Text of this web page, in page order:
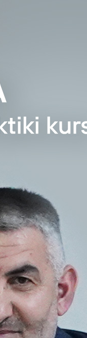
mühüm
qədər böyük
səviyyədə
və bunu ölkədə
onlara vergi və
hüquqi və
“Kölgə
qədər böyük
dövriyyəsinin
təşkil edir.
göstərir. İstər
daşıyır”.
doğru
bunların yalnız ikisi
stimullaşdırılma üçün
yaxşı haldır ki,
edilib. Düşünürəm